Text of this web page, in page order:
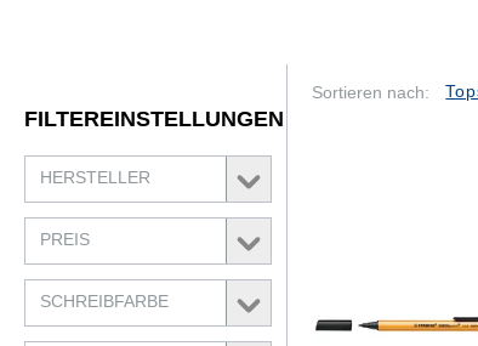
Schreiben & Korrigieren
FILTEREINSTELLUNGEN
HERSTELLER
PREIS
SCHREIBFARBE
Sortieren nach: